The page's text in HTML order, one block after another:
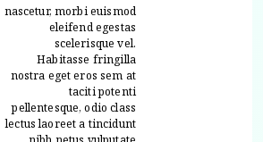
nascetur, morbi euismod
eleifend egestas
scelerisque vel.
Habitasse fringilla
nostra eget eros sem at
taciti potenti
pellentesque, odio class
lectus laoreet a tincidunt